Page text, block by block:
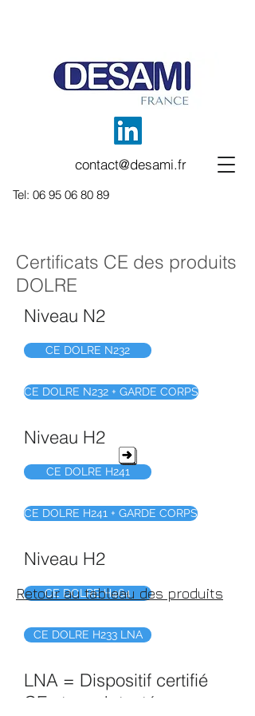
contact@desami.fr
Tel: 06 95 06 80 89
Certificats CE des produits
DOLRE
Niveau N2
CE DOLRE N232
CE DOLRE N232 + GARDE CORPS
Niveau H2
CE DOLRE H241
CE DOLRE H241 + GARDE CORPS
Niveau H2
CE DOLRE H464
CE DOLRE H233 LNA
LNA = Dispositif certifié
CE et crash testé sur
Retour au tableau des produits